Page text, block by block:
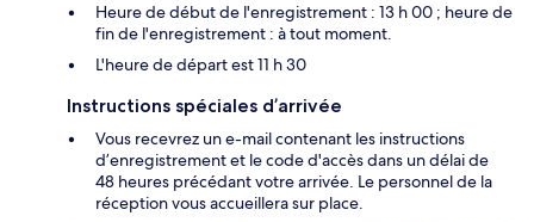
Heure de début de l'enregistrement : 13 h 00 ; heure de
fin de l'enregistrement : à tout moment.
L'heure de départ est 11 h 30
Instructions spéciales d’arrivée
Vous recevrez un e-mail contenant les instructions
d’enregistrement et le code d'accès dans un délai de
48 heures précédant votre arrivée. Le personnel de la
réception vous accueillera sur place.